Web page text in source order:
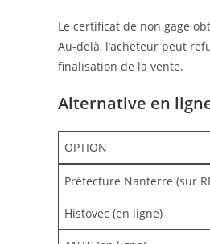
Le certificat de non gage
Au-delà, l’acheteur peut
finalisation de la vente.
Alternative en
OPTION
Préfecture Nanterre (sur
Histovec (en ligne)